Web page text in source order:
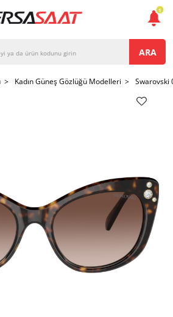
ARA
> Kadın Güneş Gözlüğü Modelleri > Swarovski
1